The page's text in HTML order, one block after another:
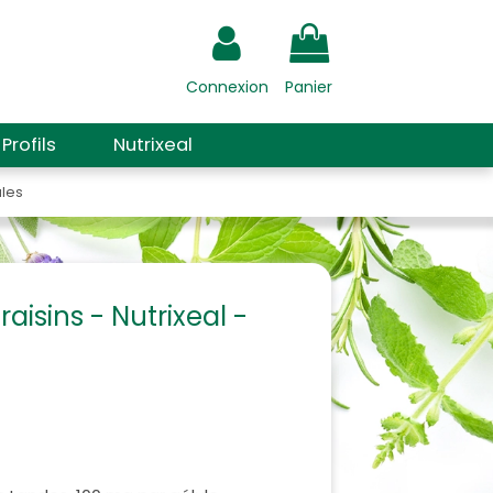
Connexion Panier
Profils Nutrixeal
- Nutrixeal -